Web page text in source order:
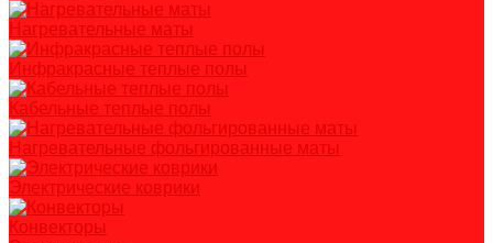
Нагревательные маты
Инфракрасные теплые полы
Кабельные теплые полы
Нагревательные фольгированные маты
Электрические коврики
Конвекторы